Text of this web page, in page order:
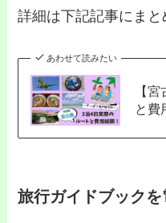
詳細は下記記事にまと
あわせて読みたい
【
と費
旅行ガイドブック